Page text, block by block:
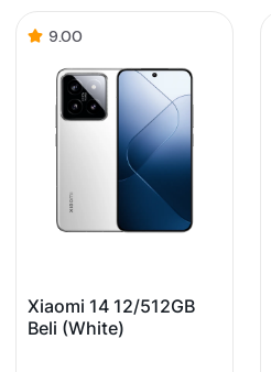
9.00
Xiaomi 14 12/512GB
Beli (White)